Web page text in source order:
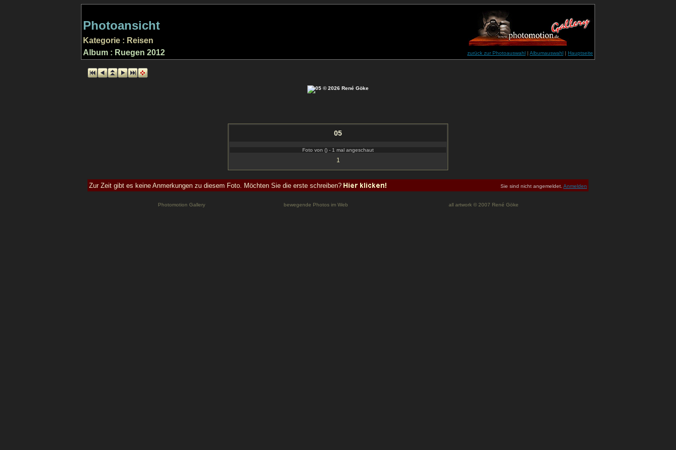
Photoansicht
Kategorie : Reisen
Album : Ruegen 2012
zurück zur Photoauswahl | Albumauswahl | Hauptseite
05
Foto von () - 1 mal angeschaut
1
Zur Zeit gibt es keine Anmerkungen zu diesem Foto. Möchten Sie die erste schreiben? Sie sind nicht angemeldet. Anmelden
Photomotion Gallery bewegende Photos im Web all artwork © 2007 René Göke